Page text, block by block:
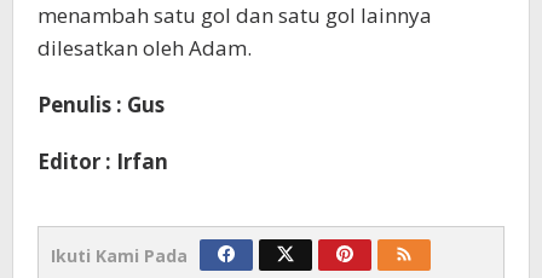
menambah satu gol dan satu gol lainnya
dilesatkan oleh Adam.
Penulis : Gus
Editor : Irfan
Ikuti Kami Pada